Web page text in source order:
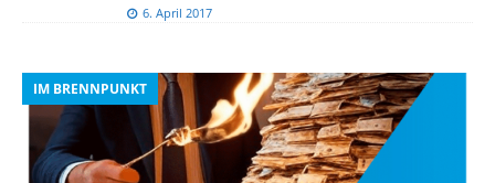
6. April 2017
IM BRENNPUNKT